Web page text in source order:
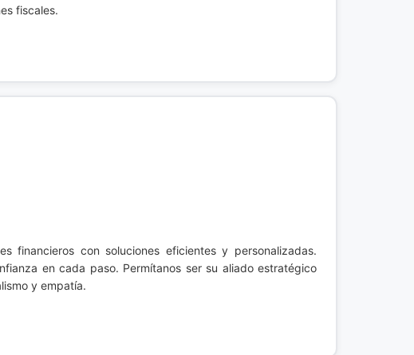
fiscales.
financieros con soluciones eficientes y personalizadas.
en cada paso. Permítanos ser su aliado estratégico
y empatía.